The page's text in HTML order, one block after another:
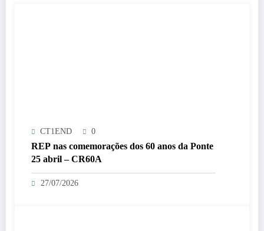
CT1END 0
REP nas comemorações dos 60 anos da Ponte
25 abril – CR60A
27/07/2026